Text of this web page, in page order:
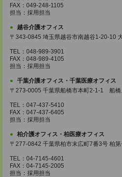
FAX：049-248-1105
担当：採用担当
越谷介護オフィス
〒343-0845 埼玉県越谷市南越谷1-20-10
TEL：048-989-3901
FAX：048-989-4105
担当：採用担当
千葉介護オフィス・千葉医療オフィス
〒273-0005 千葉県船橋市本町2-1-1 船
TEL：047-437-5410
FAX：047-437-6405
担当：採用担当
柏介護オフィス・柏医療オフィス
〒277-0842 千葉県柏市末広町7番3号 柏
TEL：04-7145-4601
FAX：04-7145-2005
担当：採用担当